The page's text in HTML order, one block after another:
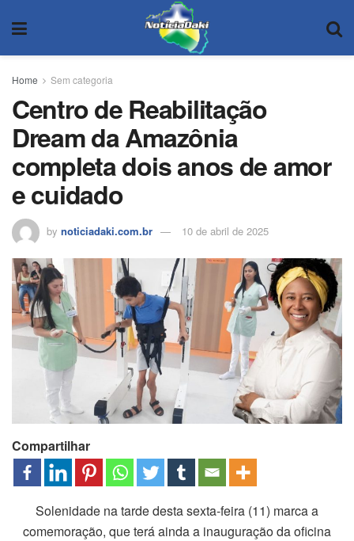
Home Sem categoria
Centro de Reabilitação
Dream da Amazônia
completa dois anos de amor
e cuidado
by noticiadaki.com.br 10 de abril de 2025
Compartilhar
Solenidade na tarde desta sexta-feira (11) marca a
comemoração, que terá ainda a inauguração da oficina